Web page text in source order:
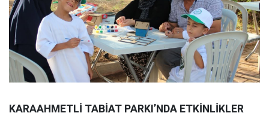
KARAAHMETLİ TABİAT PARKI’NDA ETKİNLİKLER